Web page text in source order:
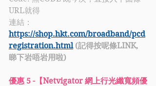
URL就得
連結：
https://shop.hkt.com/broadband/pcd
registration.html (記得按呢條LINK,
睇下岩唔岩用啦)
優惠 5 -【Netvigator 網上行光纖寬頻優